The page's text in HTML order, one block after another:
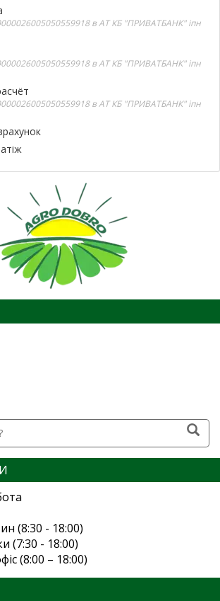
в АТ КБ "ПРИВАТБАНК" іпн
в АТ КБ "ПРИВАТБАНК" іпн
в АТ КБ "ПРИВАТБАНК" іпн
(8:30 - 18:00)
(7:30 - 18:00)
(8:00 – 18:00)